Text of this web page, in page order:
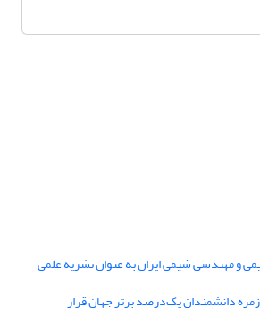
و مهندسی شیمی ایران به عنوان نشریه علمی
زمره دانشمندان یک‌درصد برتر جهان قرار